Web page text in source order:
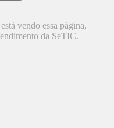
vendo essa página,
da SeTIC.